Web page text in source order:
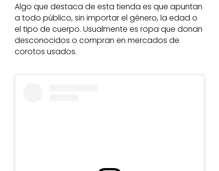
Algo que destaca de esta tienda es que apuntan
a todo público, sin importar el género, la edad o
el tipo de cuerpo. Usualmente es ropa que donan
desconocidos o compran en mercados de
corotos usados.